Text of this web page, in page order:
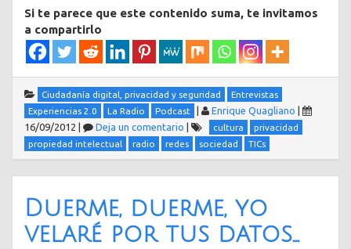
Si te parece que este contenido suma, te invitamos
a compartirlo
Ciudadanía digital, privacidad y seguridad
Entrevistas
Experiencias 2.0
La Radio Podcast | Enrique Quagliano |
16/09/2012 | Deja un comentario | cultura
privacidad
propiedad intelectual
radio redes sociedad TICs
Duerme, duerme, yo
velaré por tus datos…